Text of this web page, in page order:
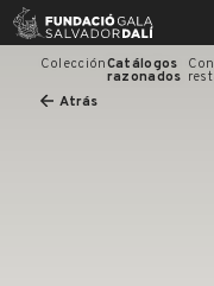
Skip
ColecciónCatálogos
razonados
Atrás